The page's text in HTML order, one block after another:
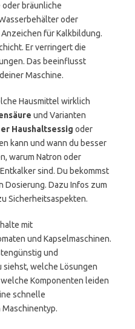
bräunliche
oder
für Kalkbildung.
Er verringert die
Das beeinflusst
Maschine.
Hausmittel wirklich
und Varianten
Haushaltsessig oder
kann und wann du besser
warum Natron oder
sind. Du bekommst
Dosierung. Dazu Infos zum
Sicherheitsaspekten.
mit
und Kapselmaschinen.
und
welche Lösungen
Komponenten leiden
schnelle